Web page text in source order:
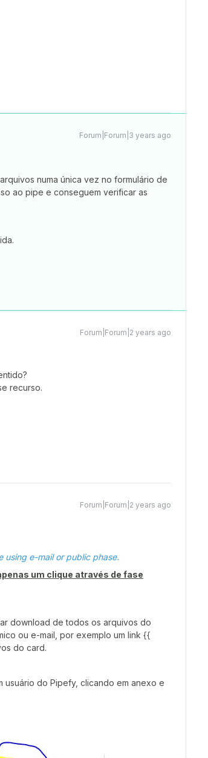
Forum|Forum|3 years ago
numa única vez no formulário de
ao pipe e conseguem verificar as
Forum|Forum|2 years ago
recurso.
Forum|Forum|2 years ago
using e-mail or public phase.
um clique através de fase
download de todos os arquivos do
ou e-mail, por exemplo um link {{
do card.
usuário do Pipefy, clicando em anexo e